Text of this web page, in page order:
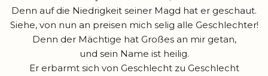
Denn auf die Niedrigkeit seiner Magd hat er geschaut.
Siehe, von nun an preisen mich selig alle Geschlechter!
Denn der Mächtige hat Großes an mir getan,
und sein Name ist heilig.
Er erbarmt sich von Geschlecht zu Geschlecht